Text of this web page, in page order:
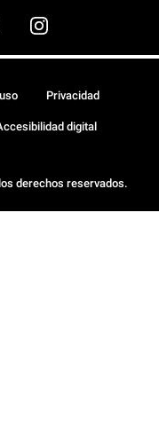
derechos reservados.
Privacidad
digital